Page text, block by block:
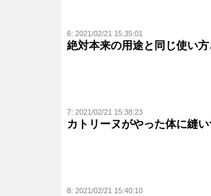
6: 2021/02/21 15:35:01
絶対本来の用途と同じ使い
7: 2021/02/21 15:38:23
カトリーヌがやった体に縫
8: 2021/02/21 15:40:10